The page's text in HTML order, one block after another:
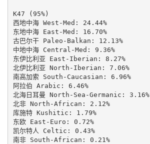
K47 (95%)
西地中海 West-Med: 24.44%
东地中海 East-Med: 16.70%
古巴尔干 Paleo-Balkan: 12.13%
中地中海 Central-Med: 9.36%
东伊比利亚 East-Iberian: 8.27%
北伊比利亚 North-Iberian: 7.06%
南高加索 South-Caucasian: 6.96%
阿拉伯 Arabic: 6.46%
北海日耳曼 North-Sea-Germanic: 3.16%
北非 North-African: 2.12%
库施特 Kushitic: 1.79%
东欧 East-Euro: 0.72%
凯尔特人 Celtic: 0.43%
南非 South-African: 0.21%